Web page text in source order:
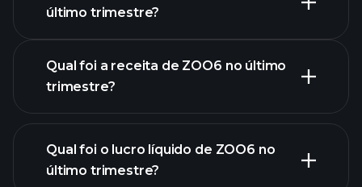
último trimestre?
Qual foi a receita de ZOO6 no último
trimestre?
Qual foi o lucro líquido de ZOO6 no
último trimestre?